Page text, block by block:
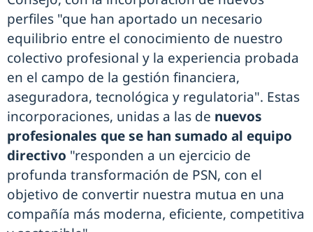
perfiles "que han aportado un necesario
equilibrio entre el conocimiento de nuestro
colectivo profesional y la experiencia probada
en el campo de la gestión financiera,
aseguradora, tecnológica y regulatoria". Estas
incorporaciones, unidas a las de nuevos
profesionales que se han sumado al equipo
directivo "responden a un ejercicio de
profunda transformación de PSN, con el
objetivo de convertir nuestra mutua en una
compañía más moderna, eficiente, competitiva